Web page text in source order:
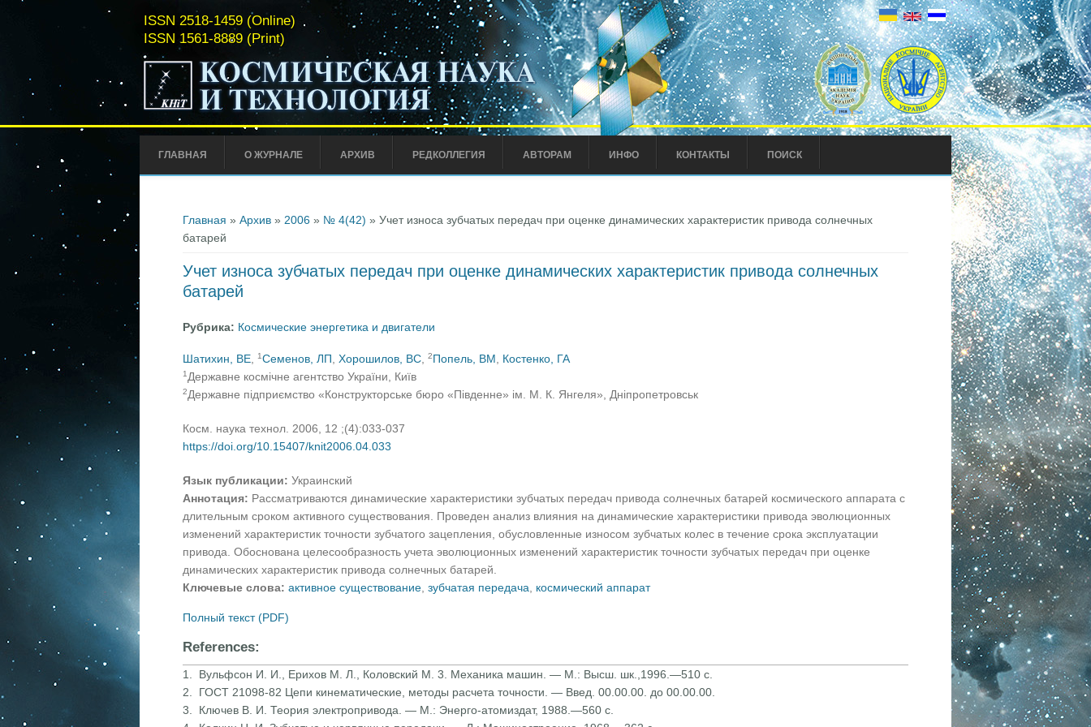
ISSN 2518-1459 (Online)
ISSN 1561-8889 (Print)
ГЛАВНАЯ О ЖУРНАЛЕ АРХИВ РЕДКОЛЛЕГИЯ АВТОРАМ ИНФО КОНТАКТЫ ПОИСК
Главная » Архив» 2006» № 4(42) » Учет износа зубчатых передач при оценке динамических характеристик привода солнечных
батарей
Учет износа зубчатых передач при оценке динамических характеристик привода солнечных
батарей
Рубрика: Космические энергетика и двигатели
Шатихин, ВЕ, 1Семенов, ЛП, Хорошилов, ВС, 2Попель, ВМ, Костенко, ГА
1Державне космічне агентство України, Київ
2Державне підприємство «Конструкторське бюро «Південне» ім. М. К. Янгеля», Дніпропетровськ
Косм. наука технол. 2006, 12 ;(4):033-037
https://doi.org/10.15407/knit2006.04.033
Язык публикации: Украинский
Аннотация: Рассматриваются динамические характеристики зубчатых передач привода солнечных батарей космического аппарата с
длительным сроком активного существования. Проведен анализ влияния на динамические характеристики привода эволюционных
изменений характеристик точности зубчатого зацепления, обусловленные износом зубчатых колес в течение срока эксплуатации
привода. Обоснована целесообразность учета эволюционных изменений характеристик точности зубчатых передач при оценке
динамических характеристик привода солнечных батарей.
Ключевые слова: активное существование, зубчатая передача, космический аппарат
Полный текст (PDF)
References:
1. Вульфсон И. И., Ерихов М. Л., Коловский М. 3. Механика машин. — М.: Высш. шк.,1996.—510 с.
2. ГОСТ 21098-82 Цепи кинематические, методы расчета точности. — Введ. 00.00.00. до 00.00.00.
3. Ключев В. И. Теория электропривода. — М.: Энерго-атомиздат, 1988.—560 с.